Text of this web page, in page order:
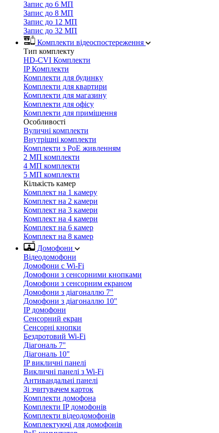
Запис до 6 МП
Запис до 8 МП
Запис до 12 МП
Запис до 32 МП
Комплекти відеоспостереження
Тип комплекту
HD-CVI Комплекти
IP Комплекти
Комплекти для будинку
Комплекти для квартири
Комплекти для магазину
Комплекти для офісу
Комплекти для приміщення
Особливості
Вуличні комплекти
Внутрішні комплекти
Комплекти з PoE живленням
2 МП комплекти
4 МП комплекти
5 МП комплекти
Кількість камер
Комплект на 1 камеру
Комплект на 2 камери
Комплект на 3 камери
Комплект на 4 камери
Комплект на 6 камер
Комплект на 8 камер
Домофони
Відеодомофони
Домофони с Wi-Fi
Домофони з сенсорними кнопками
Домофони з сенсорним екраном
Домофони з діагоналлю 7"
Домофони з діагоналлю 10"
IP домофони
Сенсорний екран
Сенсорні кнопки
Бездротовий Wi-Fi
Діагональ 7"
Діагональ 10"
IP викличні панелі
Викличні панелі з Wi-Fi
Антивандальні панелі
Зі зчитувачем карток
Комплекти домофона
Комплекти IP домофонів
Комплекти відеодомофонів
Комплектуючі для домофонів